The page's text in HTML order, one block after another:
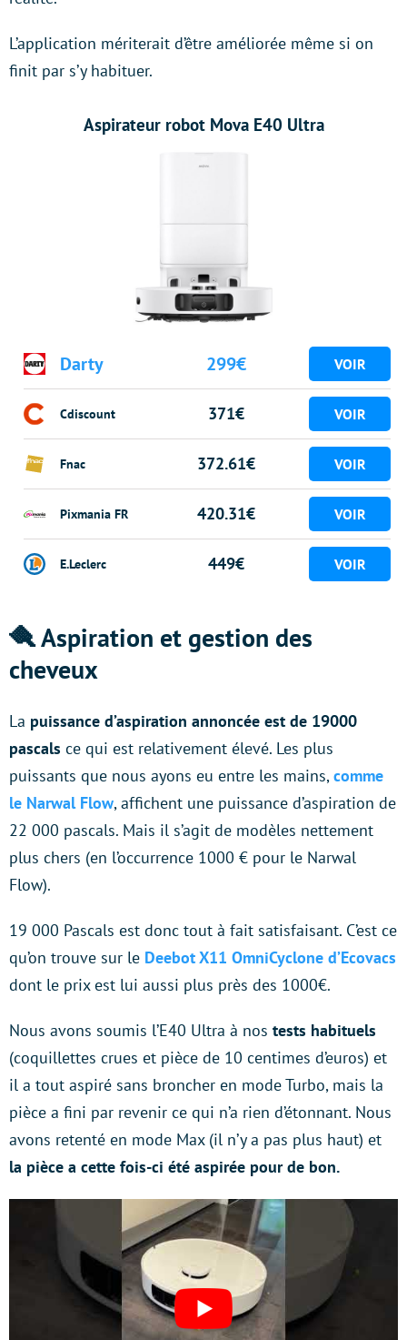
L’application mériterait d’être améliorée même si on
finit par s’y habituer.
Aspirateur robot Mova E40 Ultra
Darty 299€
Cdiscount 371€
Fnac 372.61€
Pixmania FR 420.31€
E.Leclerc 449€
🪮 Aspiration et gestion des
cheveux
La puissance d’aspiration annoncée est de 19000
pascals ce qui est relativement élevé. Les plus
puissants que nous ayons eu entre les mains,comme
le Narwal Flow, affichent une puissance d’aspiration de
22 000 pascals. Mais il s’agit de modèles nettement
plus chers (en l’occurrence 1000 € pour le Narwal
Flow).
19 000 Pascals est donc tout à fait satisfaisant. C’est ce
qu’on trouve sur le Deebot X11 OmniCyclone d’Ecovacs
dont le prix est lui aussi plus près des 1000€.
Nous avons soumis l’E40 Ultra à nos tests habituels
(coquillettes crues et pièce de 10 centimes d’euros) et
il a tout aspiré sans broncher en mode Turbo, mais la
pièce a fini par revenir ce qui n’a rien d’étonnant. Nous
avons retenté en mode Max (il n’y a pas plus haut) et
la pièce a cette fois-ci été aspirée pour de bon.